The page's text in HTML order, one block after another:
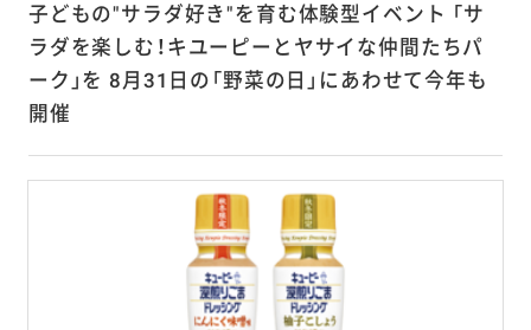
子どもの"サラダ好き"を育む体験型イベント 「サ
ラダを楽しむ！キユーピーとヤサイな仲間たちパ
ーク」を 8月31日の「野菜の日」にあわせて今年も
開催